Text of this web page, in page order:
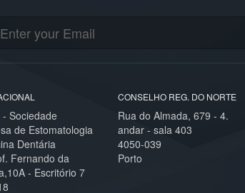
- Sociedade
de Estomatologia
Dentária
Fernando da
- Escritório 7
CONSELHO REG. DO NORTE
Rua do Almada, 679 - 4.
andar - sala 403
4050-039
Porto